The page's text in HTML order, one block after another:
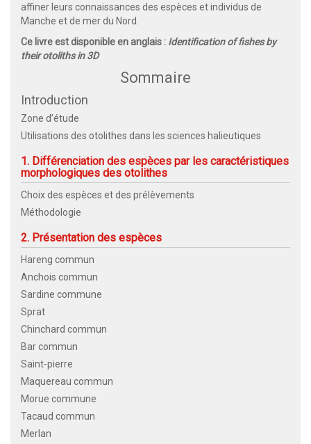
affiner leurs connaissances des espèces et individus de
Manche et de mer du Nord.
Ce livre est disponible en anglais : Identification of fishes by
their otoliths in 3D
Sommaire
Introduction
Zone d’étude
Utilisations des otolithes dans les sciences halieutiques
1. Différenciation des espèces par les caractéristiques
morphologiques des otolithes
Choix des espèces et des prélèvements
Méthodologie
2. Présentation des espèces
Hareng commun
Anchois commun
Sardine commune
Sprat
Chinchard commun
Bar commun
Saint-pierre
Maquereau commun
Morue commune
Tacaud commun
Merlan